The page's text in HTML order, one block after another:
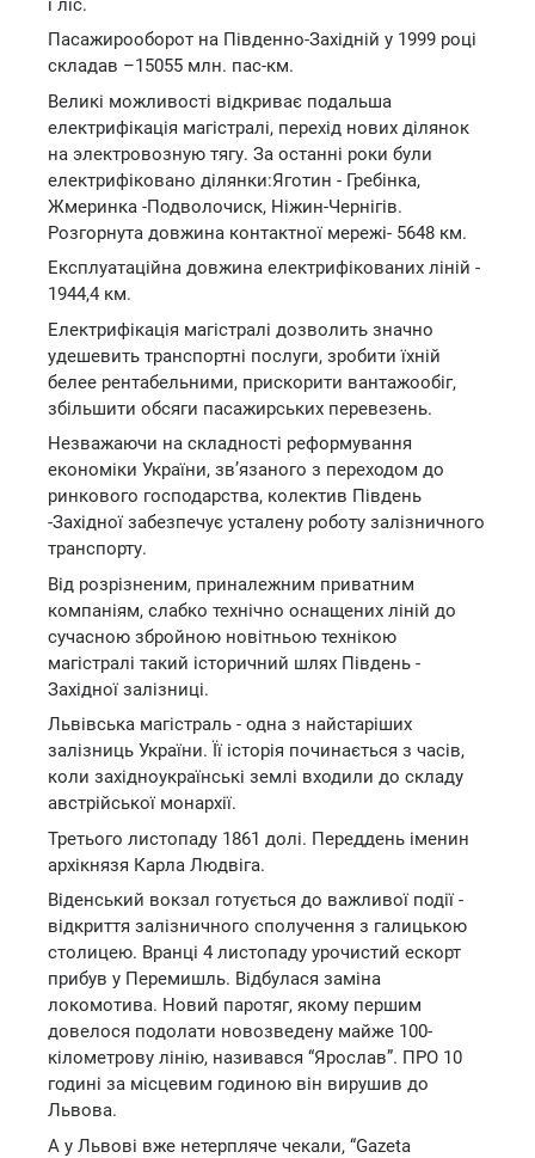
Пасажирооборот на Південно-Західній у 1999 році
складав –15055 млн. пас-км.
Великі можливості відкриває подальша
електрифікація магістралі, перехід нових ділянок
на электровозную тягу. За останні роки були
електрифіковано ділянки:Яготин - Гребінка,
Жмеринка -Подволочиск, Ніжин-Чернігів.
Розгорнута довжина контактної мережі- 5648 км.
Експлуатаційна довжина електрифікованих ліній -
1944,4 км.
Електрифікація магістралі дозволить значно
удешевить транспортні послуги, зробити їхній
белее рентабельними, прискорити вантажообіг,
збільшити обсяги пасажирських перевезень.
Незважаючи на складності реформування
економіки України, зв’язаного з переходом до
ринкового господарства, колектив Південь
-Західної забезпечує усталену роботу залізничного
транспорту.
Від розрізненим, приналежним приватним
компаніям, слабко технічно оснащених ліній до
сучасною збройною новітньою технікою
магістралі такий історичний шлях Південь -
Західної залізниці.
Львівська магістраль - одна з найстаріших
залізниць України. Її історія починається з часів,
коли західноукраїнські землі входили до складу
австрійської монархії.
Третього листопаду 1861 долі. Переддень іменин
архікнязя Карла Людвіга.
Віденський вокзал готується до важливої події -
відкриття залізничного сполучення з галицькою
столицею. Вранці 4 листопаду урочистий ескорт
прибув у Перемишль. Відбулася заміна
локомотива. Новий паротяг, якому першим
довелося подолати новозведену майже 100-
кілометрову лінію, називався “Ярослав”. ПРО 10
годині за місцевим годиною він вирушив до
Львова.
А у Львові вже нетерпляче чекали, “Gazeta